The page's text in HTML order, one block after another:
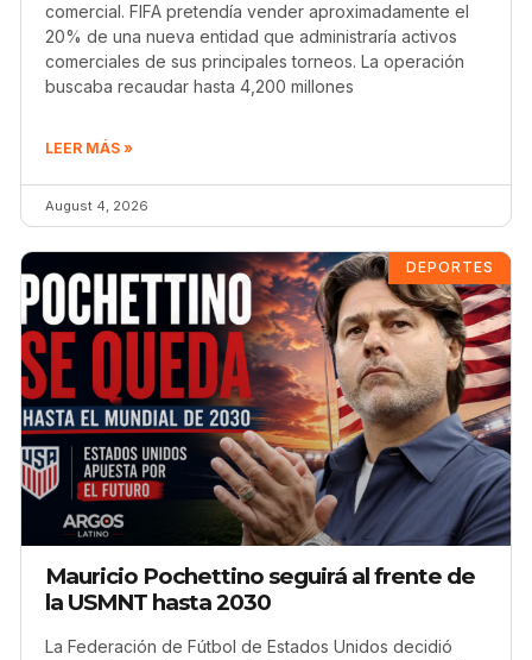
comercial. FIFA pretendía vender aproximadamente el
20% de una nueva entidad que administraría activos
comerciales de sus principales torneos. La operación
buscaba recaudar hasta 4,200 millones
LEER MÁS »
August 4, 2026
DEPORTES
Mauricio Pochettino seguirá al frente de
la USMNT hasta 2030
La Federación de Fútbol de Estados Unidos decidió